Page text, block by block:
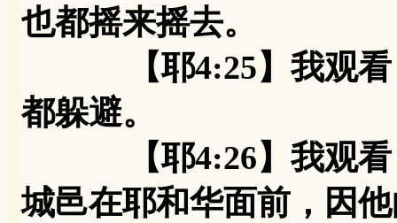
也都摇来摇去。
【耶4:25】我观看，
都躲避。
【耶4:26】我观看，
城邑在耶和华面前，因